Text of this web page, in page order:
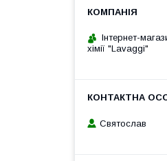
Інтернет-
хімії "Lavaggi"
Святослав